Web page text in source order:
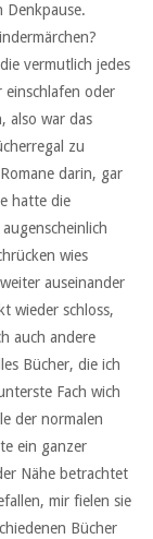
Denkpause.
vermutlich jedes
einschlafen oder
also war das
zu
darin, gar
hatte die
wies
auseinander
wieder schloss,
auch andere
Bücher, die ich
Fach wich
der normalen
ein ganzer
Nähe betrachtet
mir fielen sie
Bücher